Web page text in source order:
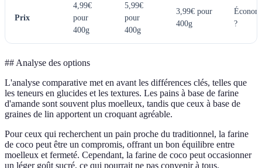
Prix
4,99€
pour
400g
5,99€
pour
400g
3,99€ pour
400g
?
## Analyse des options
L'analyse comparative met en avant les différences clés, telles que
les teneurs en glucides et les textures. Les pains à base de farine
d'amande sont souvent plus moelleux, tandis que ceux à base de
graines de lin apportent un croquant agréable.
Pour ceux qui recherchent un pain proche du traditionnel, la farine
de coco peut être un compromis, offrant un bon équilibre entre
moelleux et fermeté. Cependant, la farine de coco peut occasionner
un léger goût sucré, ce qui pourrait ne pas convenir à tous.